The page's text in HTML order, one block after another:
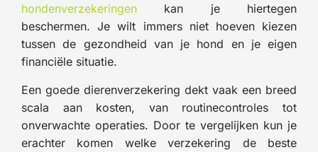
hondenverzekeringen kan je hiertegen
beschermen. Je wilt immers niet hoeven kiezen
tussen de gezondheid van je hond en je eigen
financiële situatie.
Een goede dierenverzekering dekt vaak een breed
scala aan kosten, van routinecontroles tot
onverwachte operaties. Door te vergelijken kun je
erachter komen welke verzekering de beste